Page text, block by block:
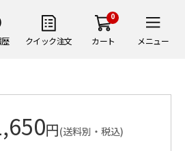
クイック注文
0
カート メニュー
円(送料別・税込)